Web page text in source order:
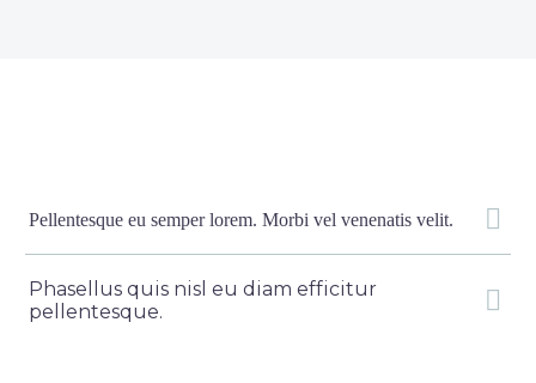
Pellentesque eu semper lorem. Morbi vel venenatis velit.
Phasellus quis nisl eu diam efficitur
pellentesque.